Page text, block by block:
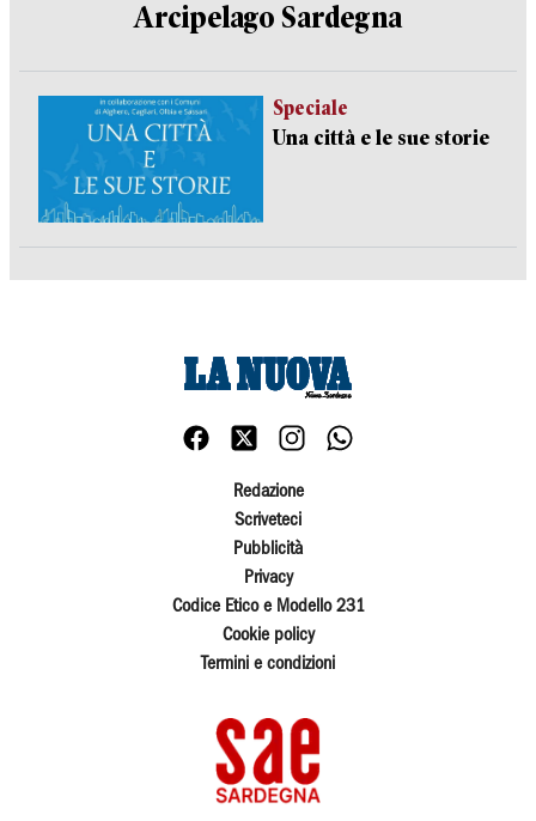
Arcipelago Sardegna
Speciale
Una città e le sue storie
Redazione
Scriveteci
Pubblicità
Privacy
Codice Etico e Modello 231
Cookie policy
Termini e condizioni